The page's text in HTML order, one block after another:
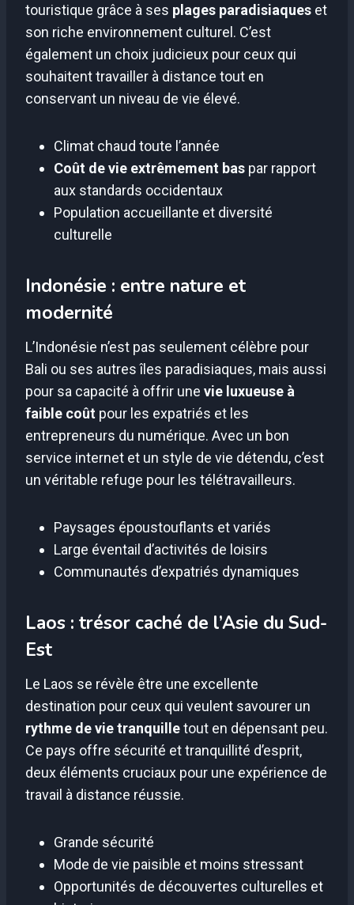
touristique grâce à ses plages paradisiaques et
son riche environnement culturel. C’est
également un choix judicieux pour ceux qui
souhaitent travailler à distance tout en
conservant un niveau de vie élevé.
Climat chaud toute l’année
Coût de vie extrêmement bas par rapport
aux standards occidentaux
Population accueillante et diversité
culturelle
Indonésie : entre nature et
modernité
L’Indonésie n’est pas seulement célèbre pour
Bali ou ses autres îles paradisiaques, mais aussi
pour sa capacité à offrir une vie luxueuse à
faible coût pour les expatriés et les
entrepreneurs du numérique. Avec un bon
service internet et un style de vie détendu, c’est
un véritable refuge pour les télétravailleurs.
Paysages époustouflants et variés
Large éventail d’activités de loisirs
Communautés d’expatriés dynamiques
Laos : trésor caché de l’Asie du Sud-
Est
Le Laos se révèle être une excellente
destination pour ceux qui veulent savourer un
rythme de vie tranquilletout en dépensant peu.
Ce pays offre sécurité et tranquillité d’esprit,
deux éléments cruciaux pour une expérience de
travail à distance réussie.
Grande sécurité
Mode de vie paisible et moins stressant
Opportunités de découvertes culturelles et